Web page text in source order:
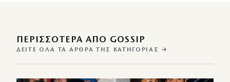
ΠΕΡΙΣΣΌΤΕΡΑ ΑΠΌ GOSSIP
ΔΕΊΤΕ ΌΛΑ ΤΑ ΆΡΘΡΑ ΤΗΣ ΚΑΤΗΓΟΡΊΑΣ →